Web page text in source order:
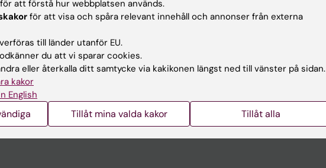
Brief Contact Intervention
är i pilotstadiet där vi utvärderar om ett telefonbaserat
med självmordsrisk kan vara effektivt i en svensk
skyddsombud för Institutionen för lärande, informatik,
för att förstå hur webbplatsen används.
för att visa och spåra relevant innehåll och annonser från externa
till länder utanför EU.
du att vi sparar cookies.
eller återkalla ditt samtycke via kakikonen längst ned till vänster på sidan.
kakor
English
Tillåt mina valda kakor Tillåt alla